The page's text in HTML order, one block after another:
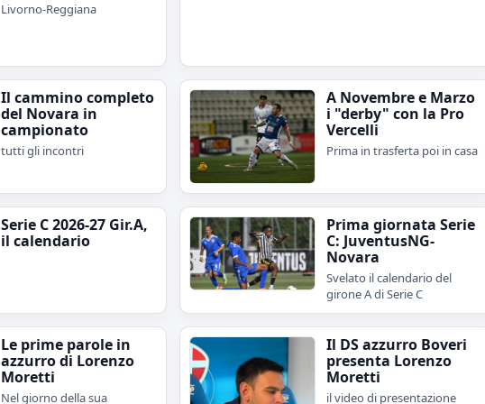
Livorno-Reggiana
Il cammino completo
del Novara in
campionato
tutti gli incontri
A Novembre e Marzo
i "derby" con la Pro
Vercelli
Prima in trasferta poi in casa
Serie C 2026-27 Gir.A,
il calendario
Prima giornata Serie
C: JuventusNG-
Novara
Svelato il calendario del
girone A di Serie C
Le prime parole in
azzurro di Lorenzo
Moretti
Nel giorno della sua
Il DS azzurro Boveri
presenta Lorenzo
Moretti
il video di presentazione